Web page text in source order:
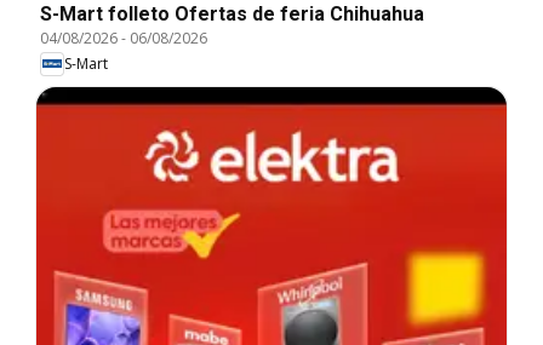
S-Mart folleto Ofertas de feria Chihuahua
04/08/2026- 06/08/2026
S-Mart